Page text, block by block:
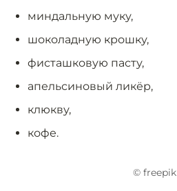
миндальную муку,
шоколадную крошку,
фисташковую пасту,
апельсиновый ликёр,
клюкву,
кофе.
© freepik